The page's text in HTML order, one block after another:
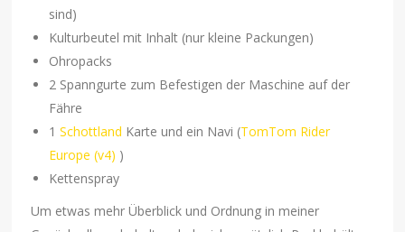
sind)
Kulturbeutel mit Inhalt (nur kleine Packungen)
Ohropacks
2 Spanngurte zum Befestigen der Maschine auf der
Fähre
1Schottland Karte und ein Navi (TomTom Rider
Europe (v4) )
Kettenspray
Um etwas mehr Überblick und Ordnung in meiner